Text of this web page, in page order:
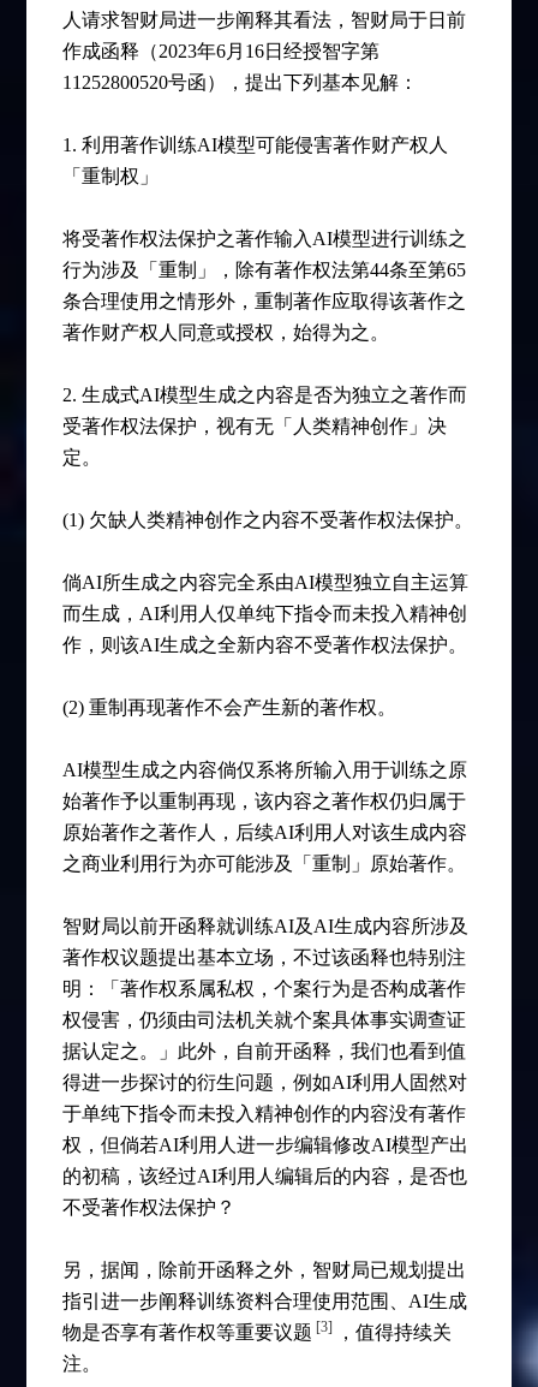
人请求智财局进一步阐释其看法，智财局于日前
作成函释（2023年6月16日经授智字第
11252800520号函），提出下列基本见解：
1. 利用著作训练AI模型可能侵害著作财产权人
「重制权」
将受著作权法保护之著作输入AI模型进行训练之
行为涉及「重制」，除有著作权法第44条至第65
条合理使用之情形外，重制著作应取得该著作之
著作财产权人同意或授权，始得为之。
2. 生成式AI模型生成之内容是否为独立之著作而
受著作权法保护，视有无「人类精神创作」决
定。
(1) 欠缺人类精神创作之内容不受著作权法保护。
倘AI所生成之内容完全系由AI模型独立自主运算
而生成，AI利用人仅单纯下指令而未投入精神创
作，则该AI生成之全新内容不受著作权法保护。
(2) 重制再现著作不会产生新的著作权。
AI模型生成之内容倘仅系将所输入用于训练之原
始著作予以重制再现，该内容之著作权仍归属于
原始著作之著作人，后续AI利用人对该生成内容
之商业利用行为亦可能涉及「重制」原始著作。
智财局以前开函释就训练AI及AI生成内容所涉及
著作权议题提出基本立场，不过该函释也特别注
明：「著作权系属私权，个案行为是否构成著作
权侵害，仍须由司法机关就个案具体事实调查证
据认定之。」此外，自前开函释，我们也看到值
得进一步探讨的衍生问题，例如AI利用人固然对
于单纯下指令而未投入精神创作的内容没有著作
权，但倘若AI利用人进一步编辑修改AI模型产出
的初稿，该经过AI利用人编辑后的内容，是否也
不受著作权法保护？
另，据闻，除前开函释之外，智财局已规划提出
指引进一步阐释训练资料合理使用范围、AI生成
物是否享有著作权等重要议题 [3]
，值得持续关
注。